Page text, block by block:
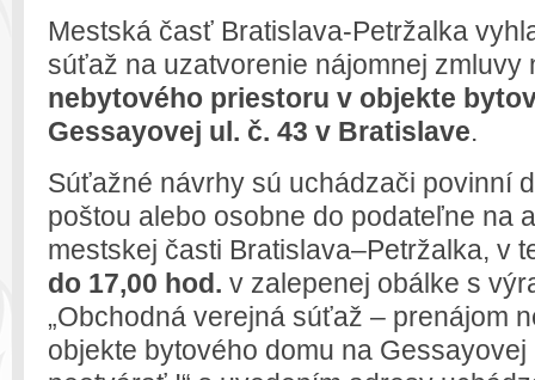
Mestská časť Bratislava-Petržalka
súťaž na uzatvorenie nájomnej zmluvy
nebytového priestoru v objekte
Gessayovej ul. č. 43 v Bratislave.
Súťažné návrhy sú uchádzači povinní
poštou alebo osobne do podateľne na
mestskej časti Bratislava–Petržalka, v
do 17,00 hod. v zalepenej obálke s
„Obchodná verejná súťaž – prenájom
objekte bytového domu na